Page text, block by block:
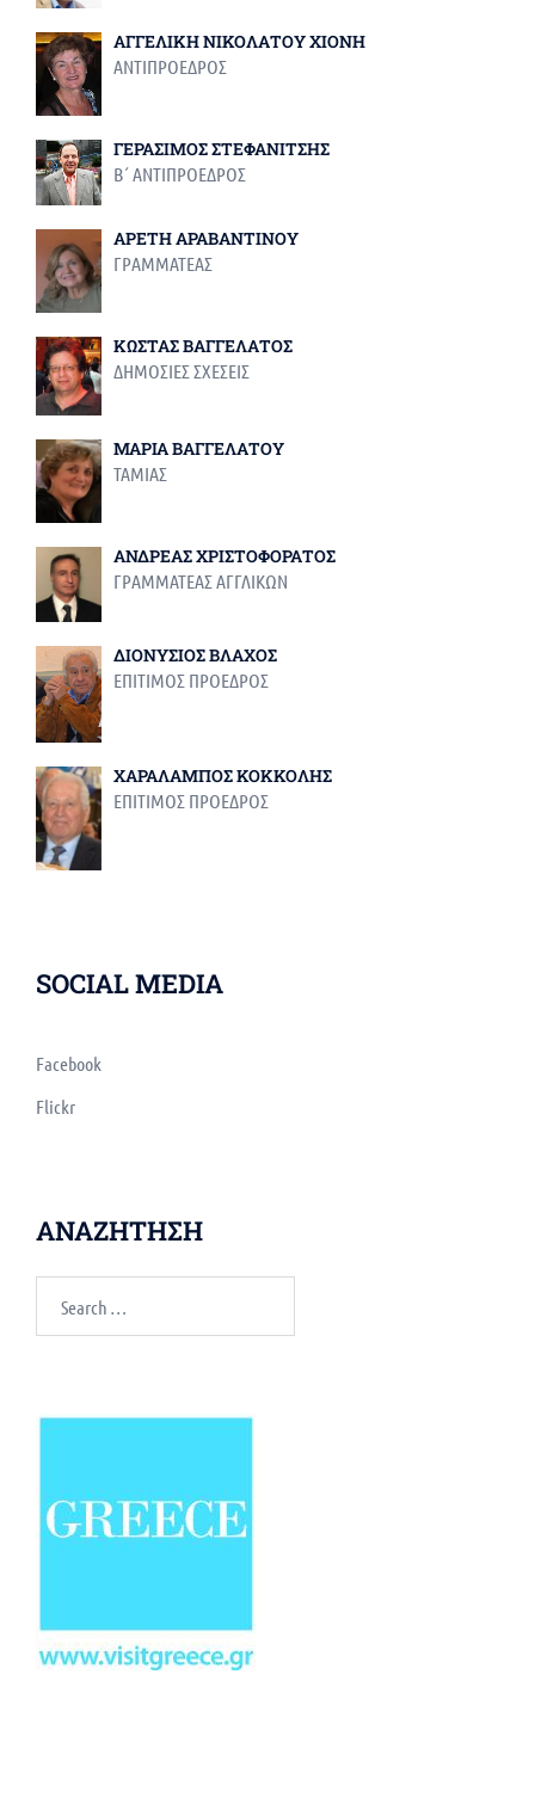
ΑΓΓΕΛΙΚΗ ΝΙΚΟΛΑΤΟΥ ΧΙΟΝΗ
ΑΝΤΙΠΡΟΕΔΡΟΣ
ΓΕΡΑΣΙΜΟΣ ΣΤΕΦΑΝΙΤΣΗΣ
Β΄ ΑΝΤΙΠΡΟΕΔΡΟΣ
ΑΡΕΤΗ ΑΡΑΒΑΝΤΙΝΟΥ
ΓΡΑΜΜΑΤΕΑΣ
ΚΩΣΤΑΣ ΒΑΓΓΕΛΑΤΟΣ
ΔΗΜΟΣΙΕΣ ΣΧΕΣΕΙΣ
ΜΑΡΙΑ ΒΑΓΓΕΛΑΤΟΥ
ΤΑΜΙΑΣ
ΑΝΔΡΕΑΣ ΧΡΙΣΤΟΦΟΡΑΤΟΣ
ΓΡΑΜΜΑΤΕΑΣ ΑΓΓΛΙΚΩΝ
ΔΙΟΝΥΣΙΟΣ ΒΛΑΧΟΣ
ΕΠΙΤΙΜΟΣ ΠΡΟΕΔΡΟΣ
ΧΑΡΑΛΑΜΠΟΣ ΚΟΚΚΟΛΗΣ
ΕΠΙΤΙΜΟΣ ΠΡΟΕΔΡΟΣ
SOCIAL MEDIA
Facebook
Flickr
ΑΝΑΖΗΤΗΣΗ